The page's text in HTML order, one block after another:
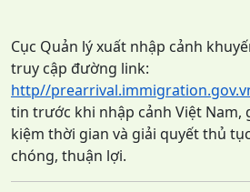
08
nhập đầy đủ
bấm xác nhận báo
09
Tại sao qua mới
nhập được nhưng
Cục Quản lý xuất nhập cảnh
truy cập đường link:
http//
tin trước khi nhập cảnh Việt Nam,
kiệm thời gian và giải quyết thủ
chóng, thuận lợi.